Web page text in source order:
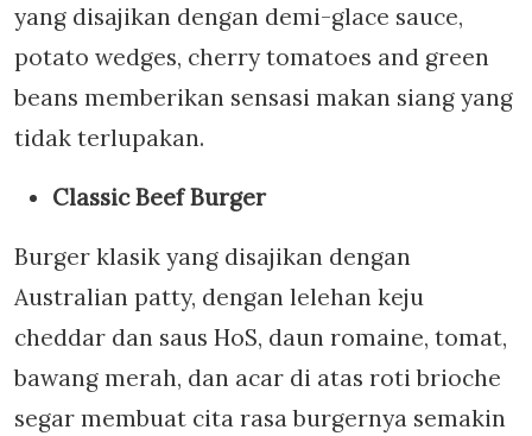
yang disajikan dengan demi-glace sauce,
potato wedges, cherry tomatoes and green
beans memberikan sensasi makan siang yang
tidak terlupakan.
Classic Beef Burger
Burger klasik yang disajikan dengan
Australian patty, dengan lelehan keju
cheddar dan saus HoS, daun romaine, tomat,
bawang merah, dan acar di atas roti brioche
segar membuat cita rasa burgernya semakin